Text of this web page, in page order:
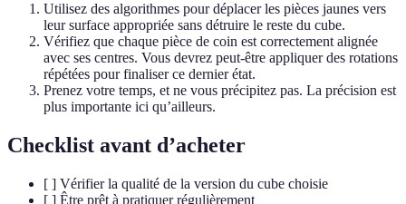
Utilisez des algorithmes pour déplacer les pièces jaunes vers
leur surface appropriée sans détruire le reste du cube.
Vérifiez que chaque pièce de coin est correctement alignée
avec ses centres. Vous devrez peut-être appliquer des rotations
répétées pour finaliser ce dernier état.
Prenez votre temps, et ne vous précipitez pas. La précision est
plus importante ici qu’ailleurs.
Checklist avant d’acheter
[ ] Vérifier la qualité de la version du cube choisie
[ ] Être prêt à pratiquer régulièrement